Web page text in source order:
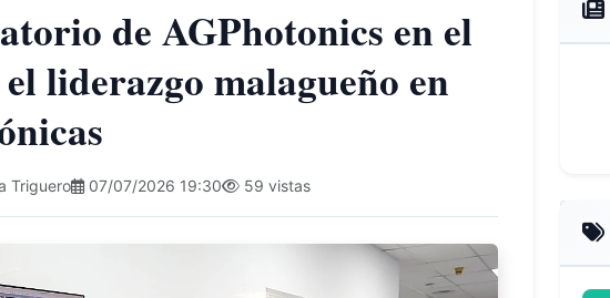
de AGPhotonics en el
liderazgo malagueño en
Triguero 07/07/2026 19:30 59 vistas